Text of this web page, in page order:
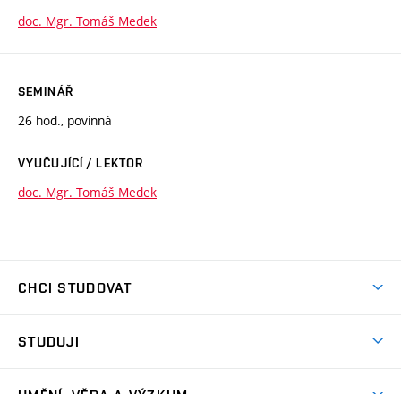
doc. Mgr. Tomáš Medek
SEMINÁŘ
26 hod., povinná
VYUČUJÍCÍ / LEKTOR
doc. Mgr. Tomáš Medek
CHCI STUDOVAT
Přijímačky
STUDUJI